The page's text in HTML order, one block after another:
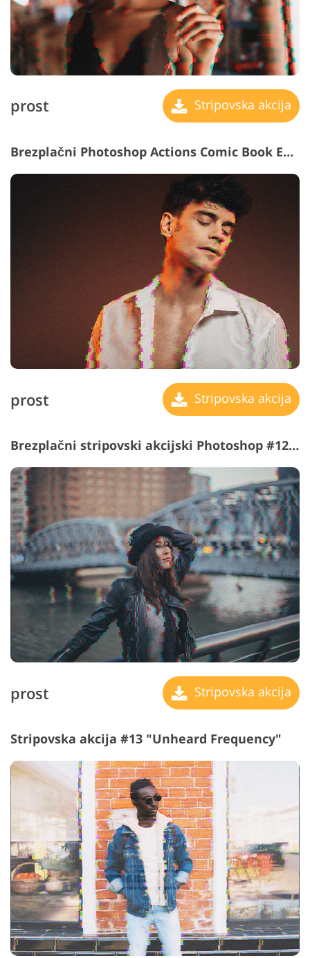
prost Stripovska akcija
Brezplačni Photoshop Actions Comic Book Effect #11 "Ambiguity"
prost Stripovska akcija
Brezplačni stripovski akcijski Photoshop #12 "Retro Technology"
prost Stripovska akcija
Stripovska akcija #13 "Unheard Frequency"